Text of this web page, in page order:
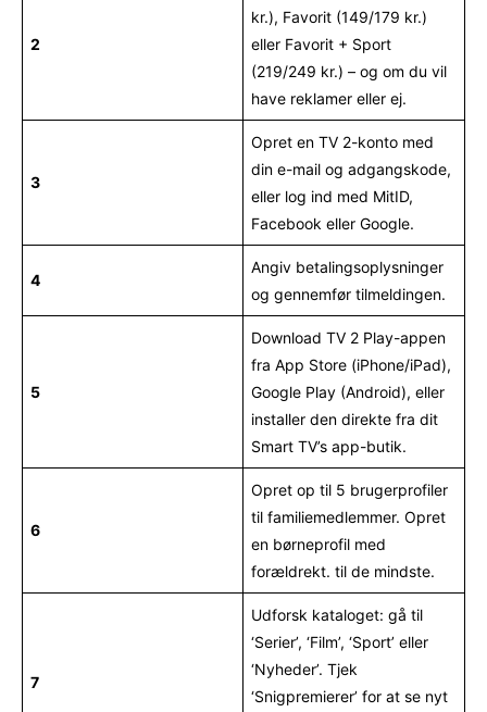
2
kr.), Favorit (149/179 kr.)
eller Favorit + Sport
(219/249 kr.) – og om du vil
have reklamer eller ej.
3
Opret en TV 2-konto med
din e-mail og adgangskode,
eller log ind med MitID,
Facebook eller Google.
4
Angiv betalingsoplysninger
og gennemfør tilmeldingen.
5
Download TV 2 Play-appen
fra App Store (iPhone/iPad),
Google Play (Android), eller
installer den direkte fra dit
Smart TV’s app-butik.
6
Opret op til 5 brugerprofiler
til familiemedlemmer. Opret
en børneprofil med
forældrekt. til de mindste.
7
Udforsk kataloget: gå til
‘Serier’, ‘Film’, ‘Sport’ eller
‘Nyheder’. Tjek
‘Snigpremierer’ for at se nyt